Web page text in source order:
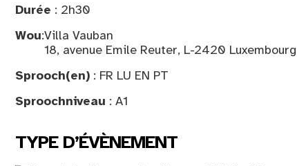
Durée : 2h30
Wou:Villa Vauban
18, avenue Emile Reuter, L-2420 Luxembourg
Sprooch(en) : FR LU EN PT
Sproochniveau : A1
TYPE D’ÉVÈNEMENT